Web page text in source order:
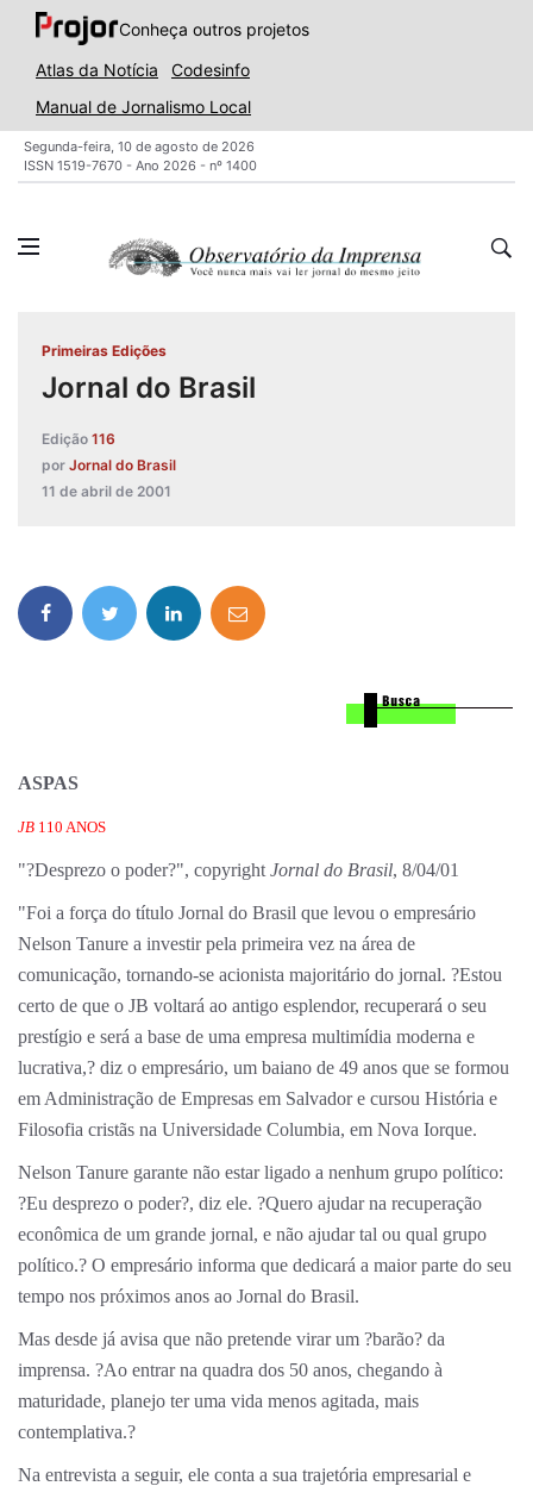
Conheça outros projetos
Atlas da Notícia
Codesinfo
Manual de Jornalismo Local
Segunda-feira, 10 de agosto de 2026
ISSN 1519-7670 - Ano 2026 - nº 1400
Primeiras Edições
Jornal do Brasil
Edição 116
por Jornal do Brasil
11 de abril de 2001
ASPAS
JB 110 ANOS
"?Desprezo o poder?", copyright Jornal do Brasil, 8/04/01
"Foi a força do título Jornal do Brasil que levou o empresário
Nelson Tanure a investir pela primeira vez na área de
comunicação, tornando-se acionista majoritário do jornal. ?Estou
certo de que o JB voltará ao antigo esplendor, recuperará o seu
prestígio e será a base de uma empresa multimídia moderna e
lucrativa,? diz o empresário, um baiano de 49 anos que se formou
em Administração de Empresas em Salvador e cursou História e
Filosofia cristãs na Universidade Columbia, em Nova Iorque.
Nelson Tanure garante não estar ligado a nenhum grupo político:
?Eu desprezo o poder?, diz ele. ?Quero ajudar na recuperação
econômica de um grande jornal, e não ajudar tal ou qual grupo
político.? O empresário informa que dedicará a maior parte do seu
tempo nos próximos anos ao Jornal do Brasil.
Mas desde já avisa que não pretende virar um ?barão? da
imprensa. ?Ao entrar na quadra dos 50 anos, chegando à
maturidade, planejo ter uma vida menos agitada, mais
contemplativa.?
Na entrevista a seguir, ele conta a sua trajetória empresarial e